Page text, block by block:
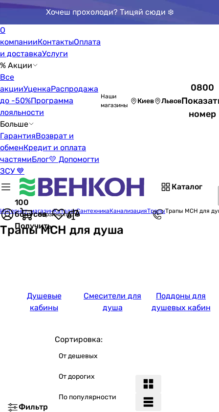
Хочеш прохолоди? Тицяй сюди ❄️
О
компанииКонтактыОплата
и доставкаУслуги
% Акции
Все
акцииУценкаРаспродажа
до -50%Программа
лояльности
Больше
ГарантияВозврат и
обменКредит и оплата
частямиБлог💛 Допомогти
ЗСУ 💙
Наши
магазины
Киев Львов
0800
номер
Каталог
100
бонусов
Получить
Корзина пуста
Интернет-магазинКаталогСантехникаКанализацияТрапыТрапы MCH для
Трапы MCH для душа
Душевые
кабины
Смесители для
душа
Поддоны для
душевых кабин
Фильтр
Сортировка:
От дешевых
От дорогих
По популярности